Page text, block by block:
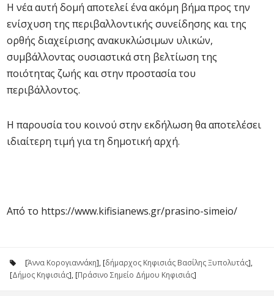
Η νέα αυτή δομή αποτελεί ένα ακόμη βήμα προς την
ενίσχυση της περιβαλλοντικής συνείδησης και της
ορθής διαχείρισης ανακυκλώσιμων υλικών,
συμβάλλοντας ουσιαστικά στη βελτίωση της
ποιότητας ζωής και στην προστασία του
περιβάλλοντος.
Η παρουσία του κοινού στην εκδήλωση θα αποτελέσει
ιδιαίτερη τιμή για τη δημοτική αρχή.
Από το https://www.kifisianews.gr/prasino-simeio/
[Άννα Κορογιαννάκη], [δήμαρχος Κηφισιάς Βασίλης Ξυπολυτάς],
[Δήμος Κηφισιάς], [Πράσινο Σημείο Δήμου Κηφισιάς]